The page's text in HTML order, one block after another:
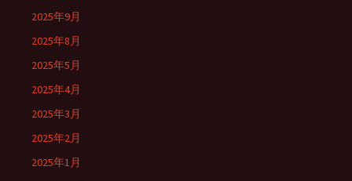
2025年9月
2025年8月
2025年5月
2025年4月
2025年3月
2025年2月
2025年1月